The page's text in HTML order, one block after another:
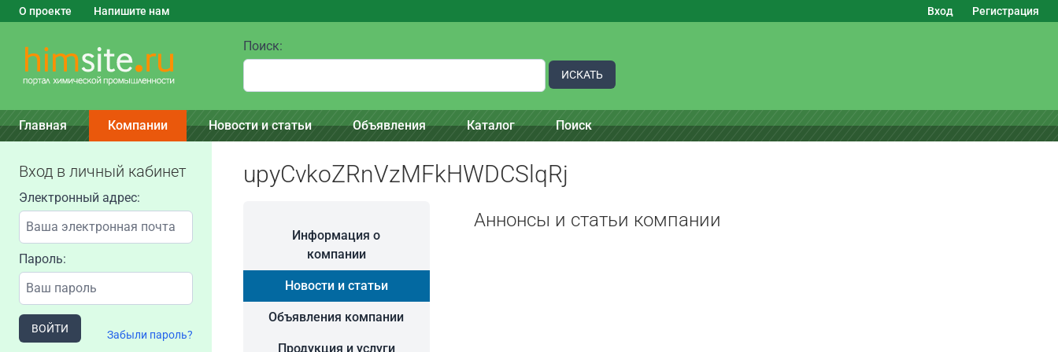
О проекте Напишите нам Вход Регистрация
Поиск:
ИСКАТЬ
Главная Компании Новости и статьи Объявления Каталог Поиск
Вход в личный кабинет
Электронный адрес:
Пароль:
ВОЙТИ Забыли пароль?
upyCvkoZRnVzMFkHWDCSlqRj
Информация о
компании
Новости и статьи
Объявления компании
Продукция и услуги
Аннонсы и статьи компании